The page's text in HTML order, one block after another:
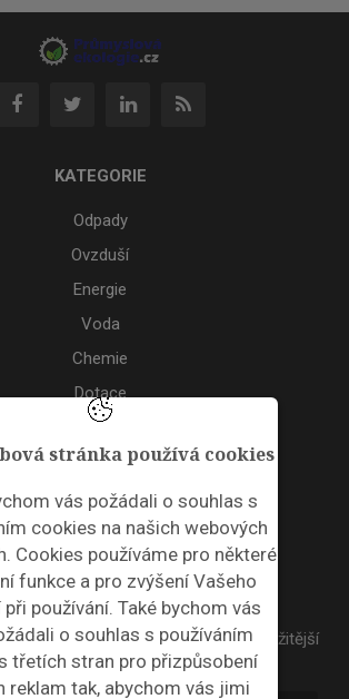
stránka používá cookies
vás požádali o souhlas s
cookies na našich webových
Cookies používáme pro některé
funkce a pro zvýšení Vašeho
používání. Také bychom vás
o souhlas s používáním
třetích stran pro přizpůsobení
reklam tak, abychom vás jimi
KATEGORIE
Odpady
Ovzduší
Energie
Voda
Chemie
Dotace
Akce
ODPADNÍ PLASTY
NEWSLETTER
a my Vám budeme zasílat ty nejdůležitější
maximálně 1x týdně.